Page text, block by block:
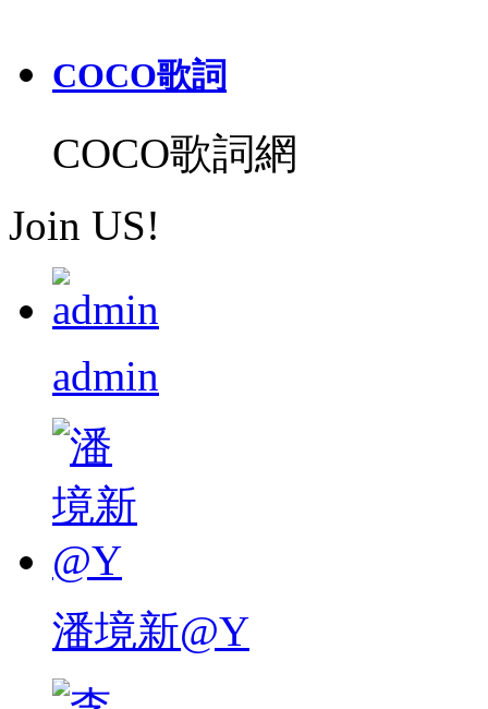
COCO歌詞
COCO歌詞網
Join US!
admin
潘境新@Y